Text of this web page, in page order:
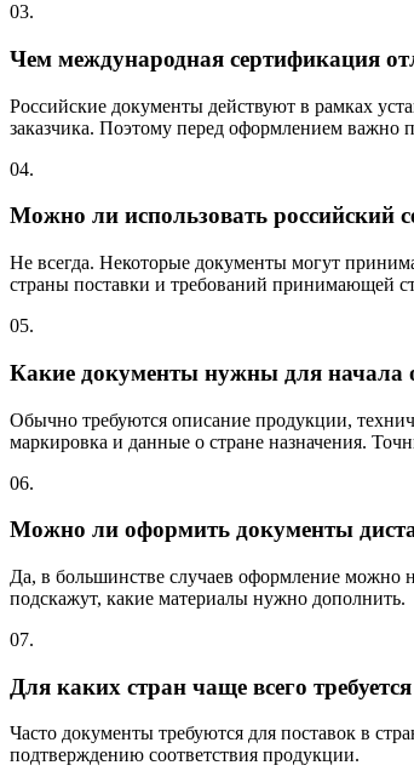
03.
Чем международная сертификация
Российские документы действуют в рамках
заказчика. Поэтому перед оформлением важно
04.
Можно ли использовать российский
Не всегда. Некоторые документы могут
страны поставки и требований принимающей
05.
Какие документы нужны для начала
Обычно требуются описание продукции,
маркировка и данные о стране назначения.
06.
Можно ли оформить документы
Да, в большинстве случаев оформление можно
подскажут, какие материалы нужно дополнить.
07.
Для каких стран чаще всего
Часто документы требуются для поставок в
подтверждению соответствия продукции.